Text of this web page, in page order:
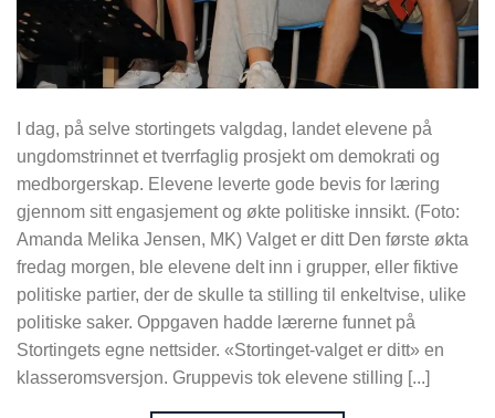
I dag, på selve stortingets valgdag, landet elevene på
ungdomstrinnet et tverrfaglig prosjekt om demokrati og
medborgerskap. Elevene leverte gode bevis for læring
gjennom sitt engasjement og økte politiske innsikt. (Foto:
Amanda Melika Jensen, MK) Valget er ditt Den første økta
fredag morgen, ble elevene delt inn i grupper, eller fiktive
politiske partier, der de skulle ta stilling til enkeltvise, ulike
politiske saker. Oppgaven hadde lærerne funnet på
Stortingets egne nettsider. «Stortinget-valget er ditt» en
klasseromsversjon. Gruppevis tok elevene stilling [...]